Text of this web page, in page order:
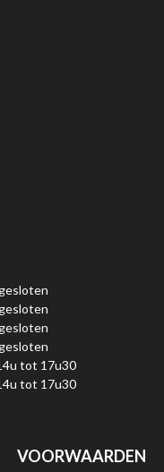
gesloten
gesloten
gesloten
gesloten
tot 17u30
tot 17u30
VOORWAARDEN